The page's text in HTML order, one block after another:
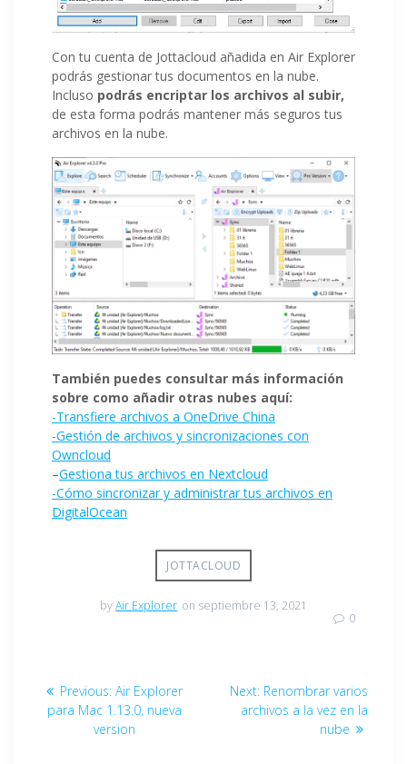
Con tu cuenta de Jottacloud añadida en Air Explorer
podrás gestionar tus documentos en la nube.
Incluso podrás encriptar los archivos al subir,
de esta forma podrás mantener más seguros tus
archivos en la nube.
También puedes consultar más información
sobre como añadir otras nubes aquí:
-Transfiere archivos a OneDrive China
-Gestión de archivos y sincronizaciones con
Owncloud
–Gestiona tus archivos en Nextcloud
-Cómo sincronizar y administrar tus archivos en
DigitalOcean
JOTTACLOUD
byAir Explorer on septiembre 13, 2021
0
Previous: Air Explorer
para Mac 1.13.0, nueva
version
Next: Renombrar varios
archivos a la vez en la
nube